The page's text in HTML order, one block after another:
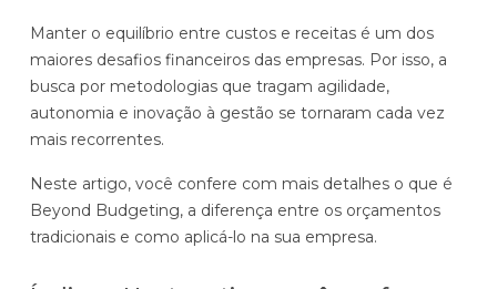
Demonstração Gratuita
Plataforma Financeira com IA
Automatize planejamento, fechamento e
Manter o equilíbrio entre custos e receitas é um dos
maiores desafios financeiros das empresas. Por isso, a
busca por metodologias que tragam agilidade,
autonomia e inovação à gestão se tornaram cada vez
mais recorrentes.
Neste artigo, você confere com mais detalhes o que é
Beyond Budgeting, a diferença entre os orçamentos
tradicionais e como aplicá-lo na sua empresa.